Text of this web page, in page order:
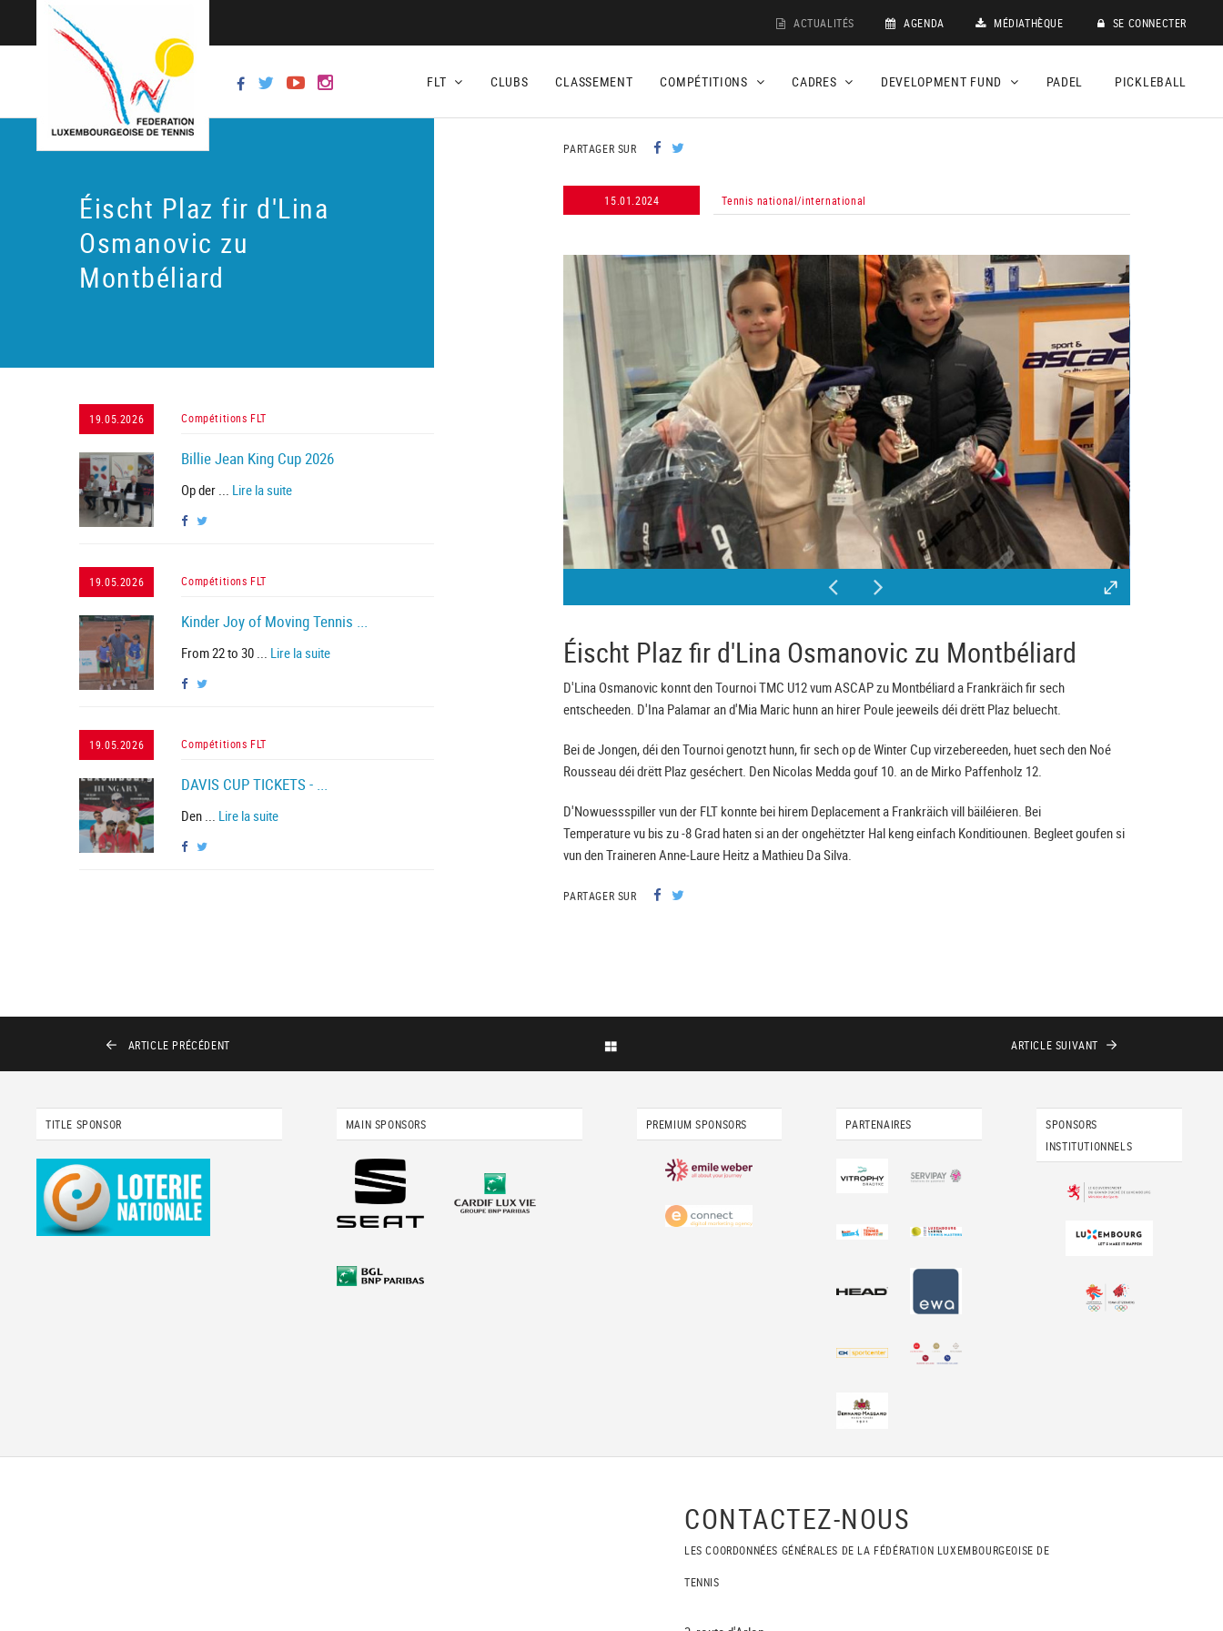
ACTUALITÉS AGENDA MÉDIATHÈQUE SE CONNECTER
FLT CLUBS CLASSEMENT COMPÉTITIONS CADRES DEVELOPMENT FUND PADEL PICKLEBALL
Éischt Plaz fir d'Lina
Osmanovic zu
Montbéliard
19.05.2026 Compétitions FLT
Billie Jean King Cup 2026
Op der ... Lire la suite
19.05.2026 Compétitions FLT
Kinder Joy of Moving Tennis ...
From 22 to 30 ... Lire la suite
19.05.2026 Compétitions FLT
DAVIS CUP TICKETS - ...
Den ... Lire la suite
PARTAGER SUR
15.01.2024 Tennis national/international
Éischt Plaz fir d'Lina Osmanovic zu Montbéliard
D'Lina Osmanovic konnt den Tournoi TMC U12 vum ASCAP zu Montbéliard a Frankräich fir sech
entscheeden. D'Ina Palamar an d'Mia Maric hunn an hirer Poule jeeweils déi drëtt Plaz beluecht.
Bei de Jongen, déi den Tournoi genotzt hunn, fir sech op de Winter Cup virzebereeden, huet sech den Noé
Rousseau déi drëtt Plaz geséchert. Den Nicolas Medda gouf 10. an de Mirko Paffenholz 12.
D'Nowuessspiller vun der FLT konnte bei hirem Deplacement a Frankräich vill bäiléieren. Bei
Temperature vu bis zu -8 Grad haten si an der ongehëtzter Hal keng einfach Konditiounen. Begleet goufen si
vun den Traineren Anne-Laure Heitz a Mathieu Da Silva.
PARTAGER SUR
ARTICLE PRÉCÉDENT ARTICLE SUIVANT
TITLE SPONSOR MAIN SPONSORS PREMIUM SPONSORS PARTENAIRES
SPONSORS
INSTITUTIONNELS
CONTACTEZ-NOUS
LES COORDONNÉES GÉNÉRALES DE LA FÉDÉRATION LUXEMBOURGEOISE DE
TENNIS